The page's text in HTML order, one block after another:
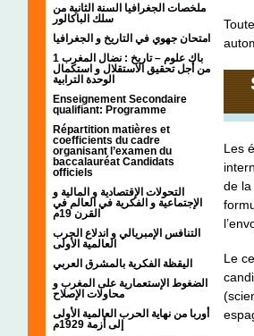
ملخصات الجغرافيا السنة الثانية من
سلك الباكالور
امتحان جهوي في التاريخ و الجغرافيا
1 باك علوم – تاريخ : نضال المغرب
من أجل تحقيق الاستقلال و استكمال
الوحدة الترابية
Enseignement Secondaire
qualifiant: Programme
Répartition matières et
coefficients du cadre
organisant l’examen du
baccalauréat Candidats
officiels
التحولات الإقتصادية و المالية و
الإجتماعية و الفكرية في العالم في
القرن 19م
التنافس الإمبريالي و اندلاع الحرب
العالمية الأولى
اليقظة الفكرية بالمشرق العربي
الضغوط الإستعمارية على المغرب و
محاولات الإصلاح
أوربا من نهاية الحرب العالمية الأولى
إلى أزمة 1929م
Les
de
Le